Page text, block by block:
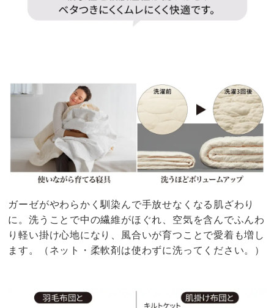
ガーゼがやわらかく馴染んで手放せなくなる肌ざわり
に。洗うことで中の繊維がほぐれ、空気を含んでふんわ
り軽い掛け心地になり、風合いが育つことで愛着も増し
ます。（ネット・柔軟剤は使わずに洗ってください。）